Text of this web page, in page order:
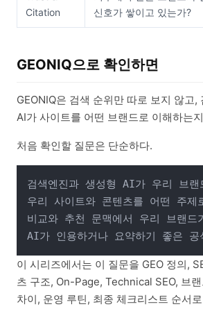
Citation
신호가 쌓이고 있는가?
GEONIQ으로 확인하면
GEONIQ은 검색 순위만 따로 보지 않고,
AI가 사이트를 어떤 브랜드로 이해하는
처음 확인할 질문은 단순하다.
검색엔진과 생성형 AI가 우리 브
우리 사이트와 콘텐츠를 어떤 주제
비교와 추천 문맥에서 우리 브랜
이 시리즈에서는 이 질문을 GEO 정의,
츠 구조, On-Page, Technical SEO, 브
차이, 운영 루틴, 최종 체크리스트 순서